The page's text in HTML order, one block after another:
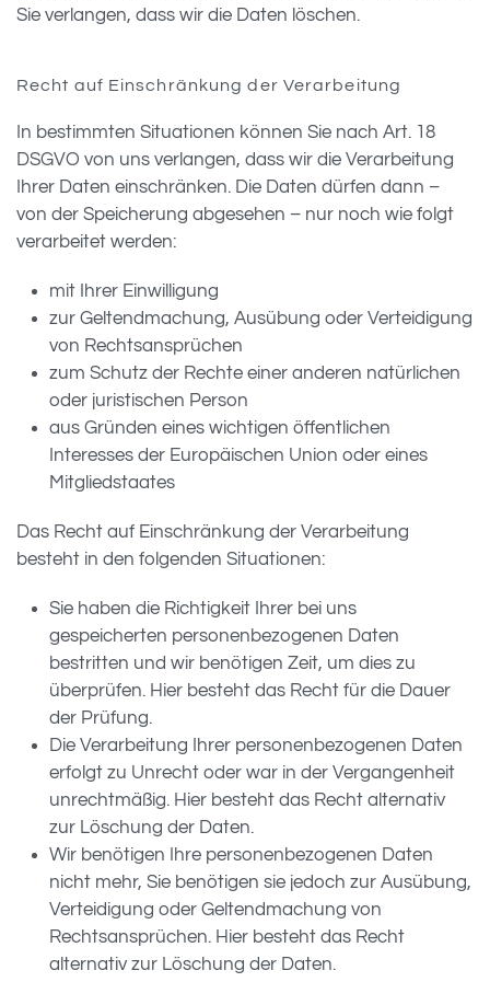
Sie verlangen, dass wir die Daten löschen.
Recht auf Einschränkung der Verarbeitung
In bestimmten Situationen können Sie nach Art. 18
DSGVO von uns verlangen, dass wir die Verarbeitung
Ihrer Daten einschränken. Die Daten dürfen dann –
von der Speicherung abgesehen – nur noch wie folgt
verarbeitet werden:
mit Ihrer Einwilligung
zur Geltendmachung, Ausübung oder Verteidigung
von Rechtsansprüchen
zum Schutz der Rechte einer anderen natürlichen
oder juristischen Person
aus Gründen eines wichtigen öffentlichen
Interesses der Europäischen Union oder eines
Mitgliedstaates
Das Recht auf Einschränkung der Verarbeitung
besteht in den folgenden Situationen:
Sie haben die Richtigkeit Ihrer bei uns
gespeicherten personenbezogenen Daten
bestritten und wir benötigen Zeit, um dies zu
überprüfen. Hier besteht das Recht für die Dauer
der Prüfung.
Die Verarbeitung Ihrer personenbezogenen Daten
erfolgt zu Unrecht oder war in der Vergangenheit
unrechtmäßig. Hier besteht das Recht alternativ
zur Löschung der Daten.
Wir benötigen Ihre personenbezogenen Daten
nicht mehr, Sie benötigen sie jedoch zur Ausübung,
Verteidigung oder Geltendmachung von
Rechtsansprüchen. Hier besteht das Recht
alternativ zur Löschung der Daten.